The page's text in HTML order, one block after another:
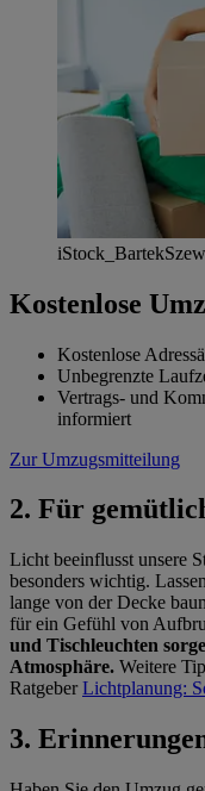
Kostenlose
Kostenlose
Unbegrenzte
Vertrags- und
informiert
Zur Umzugsmitteilung
2. Für
Licht beeinflusst unsere
besonders wichtig.
lange von der Decke
für ein Gefühl von
und Tischleuchten
Atmosphäre. Weitere
RatgeberLichtplanung:
3.